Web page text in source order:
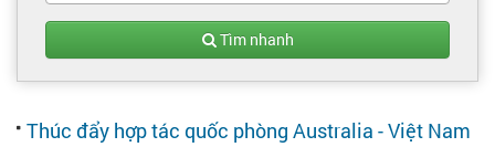
Tìm nhanh
Thúc đẩy hợp tác quốc phòng Australia - Việt Nam